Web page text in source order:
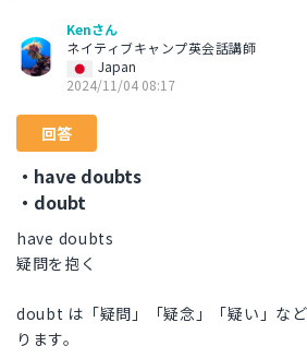
Kenさん
ネイティブキャンプ英会話講師
Japan
2024/11/04 08:17
回答
・have doubts
・doubt
have doubts
疑問を抱く
doubt は「疑問」「疑念」「疑い」な
ります。